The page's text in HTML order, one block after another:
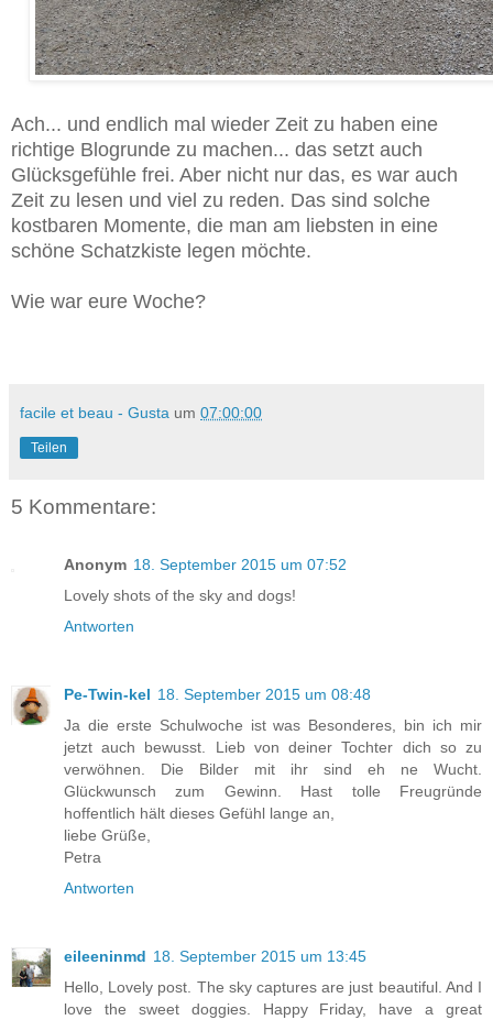
Ach... und endlich mal wieder Zeit zu haben eine
richtige Blogrunde zu machen... das setzt auch
Glücksgefühle frei. Aber nicht nur das, es war auch
Zeit zu lesen und viel zu reden. Das sind solche
kostbaren Momente, die man am liebsten in eine
schöne Schatzkiste legen möchte.
Wie war eure Woche?
facile et beau - Gusta um 07:00:00
Teilen
5 Kommentare:
Anonym 18. September 2015 um 07:52
Lovely shots of the sky and dogs!
Antworten
Pe-Twin-kel 18. September 2015 um 08:48
Ja die erste Schulwoche ist was Besonderes, bin ich mir
jetzt auch bewusst. Lieb von deiner Tochter dich so zu
verwöhnen. Die Bilder mit ihr sind eh ne Wucht.
Glückwunsch zum Gewinn. Hast tolle Freugründe
hoffentlich hält dieses Gefühl lange an,
liebe Grüße,
Petra
Antworten
eileeninmd 18. September 2015 um 13:45
Hello, Lovely post. The sky captures are just beautiful. And I
love the sweet doggies. Happy Friday, have a great